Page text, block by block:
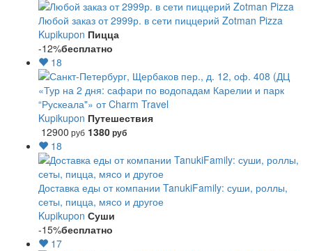
Любой заказ от 2999р. в сети пиццерий Zotman Pizza
Kupikupon Пицца
-12%бесплатно
18
«Тур на 2 дня: сафари по водопадам Карелии и парк
“Рускеала"» от Charm Travel
Kupikupon Путешествия
12900 руб 1380руб
18
Доставка еды от компании TanukiFamily: суши, роллы,
сеты, пицца, мясо и другое
Kupikupon Суши
-15%бесплатно
17